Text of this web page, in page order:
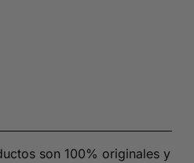
son 100% originales y